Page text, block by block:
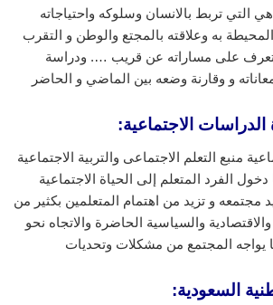
التي تربط بالانسان وسلوكه واحتياجاته
المحيطة به وعلاقته بالمجتع والوطن و التقرب
على مساراته عن قريب …. ودراسة
و وقارنة وضعه بين الماضي و الحاضر
الدراسات الاجتماعية:
منبع التعلم الاجتماعى والتربية الاجتماعية
الفرد المتعلم إلى الحياة الاجتماعية
مجتمعه و تزيد من اهتمام المتعلمين بكثير من
والسياسية الحاضرة والاتجاه نحو
يواجه المجتمع من مشكلات وتحديات
السعودية: